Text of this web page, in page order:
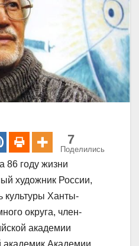
7
Поделились
86 году жизни
художник России,
культуры Ханты-
округа, член-
академии
академик Академии